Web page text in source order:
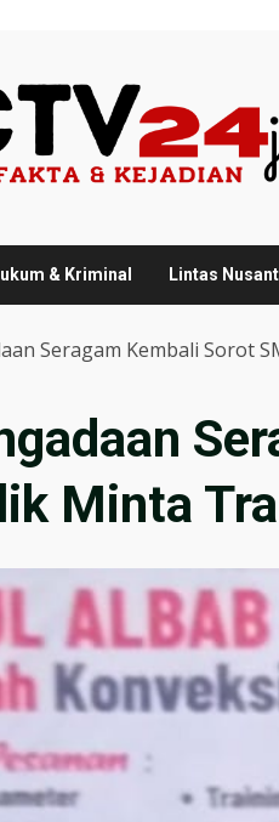
& Kriminal Lintas
Seragam Kembali Sorot
Minta